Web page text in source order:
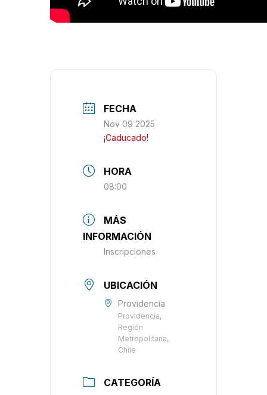
FECHA
Nov 09 2025
¡Caducado!
HORA
08:00
MÁS
INFORMACIÓN
Inscripciones
UBICACIÓN
Providencia
Providencia,
Región
Metropolitana,
Chile
CATEGORÍA